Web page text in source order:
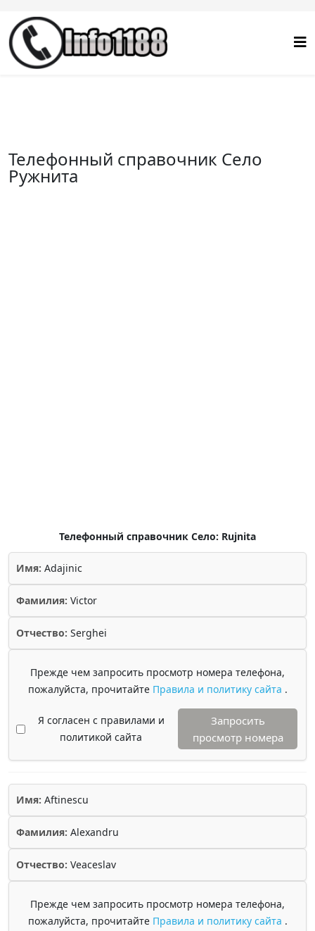
Телефонный справочник Село
Ружнита
Телефонный справочник Село: Rujnita
Имя: Adajinic
Фамилия: Victor
Отчество: Serghei
Прежде чем запросить просмотр номера телефона,
пожалуйста, прочитайте Правила и политику сайта .
Я согласен с правилами и
политикой сайта
Запросить
просмотр номера
Имя: Aftinescu
Фамилия: Alexandru
Отчество: Veaceslav
Прежде чем запросить просмотр номера телефона,
пожалуйста, прочитайте Правила и политику сайта .